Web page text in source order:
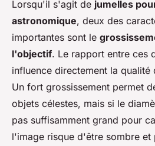
Lorsqu'il s'agit de jumelles
astronomique, deux des
importantes sont le
l'objectif. Le rapport entre ces
influence directement la qualité
Un fort grossissement permet
objets célestes, mais si le
pas suffisamment grand pour
l'image risque d'être sombre et